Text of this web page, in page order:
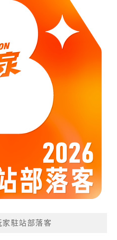
家駐站部落客